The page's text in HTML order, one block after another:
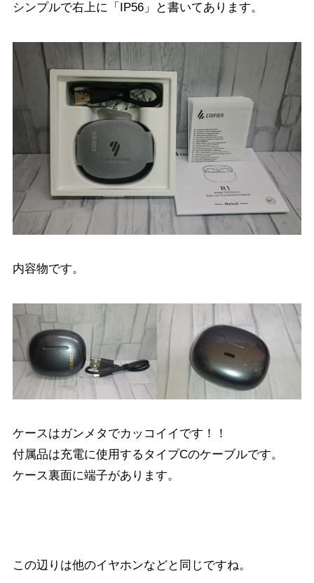
シンプルで右上に「IP56」と書いてあります。
内容物です。
ケースはガンメタでカッコイイです！！
付属品は充電に使用するタイプCのケーブルです。
ケース裏面に端子があります。
この辺りは他のイヤホンなどと同じですね。